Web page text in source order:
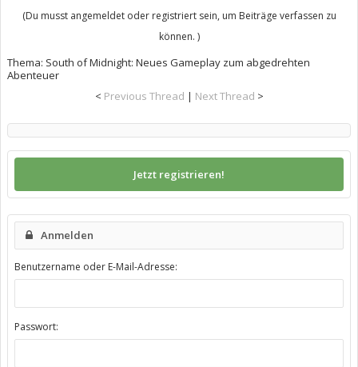
(Du musst angemeldet oder registriert sein, um Beiträge verfassen zu
können. )
Thema: South of Midnight: Neues Gameplay zum abgedrehten
Abenteuer
< Previous Thread | Next Thread >
Jetzt registrieren!
Anmelden
Benutzername oder E-Mail-Adresse:
Passwort: